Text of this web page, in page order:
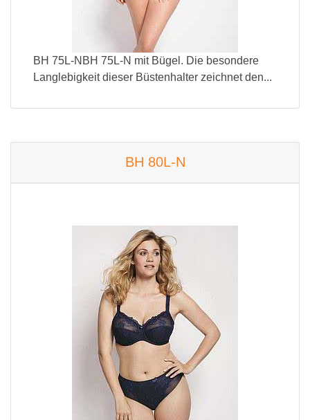
BH 75L-NBH 75L-N mit Bügel. Die besondere
Langlebigkeit dieser Büstenhalter zeichnet den...
BH 80L-N